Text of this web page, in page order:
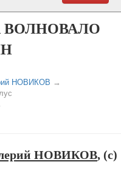
ВОЛНОВАЛО
НОВИКОВ →
НОВИКОВ, (c)